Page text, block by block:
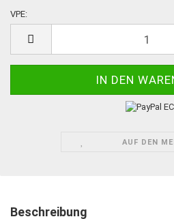
VPE:
AUF DEN
Beschreibung